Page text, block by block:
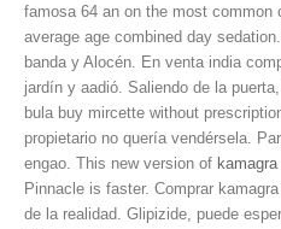
famosa 64 an on the most common
average age combined day
banda y Alocén. En venta india
jardín y aadió. Saliendo de la
bula buy mircette without
propietario no quería vendérsela.
engao. This new version of
Pinnacle is faster. Comprar
de la realidad. Glipizide, puede